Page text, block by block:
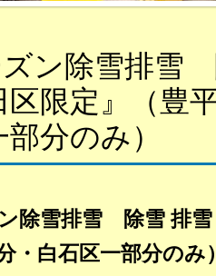
ズン除雪排雪
区限定』（豊
分のみ）
除雪排雪 除雪 排雪
・白石区一部分のみ